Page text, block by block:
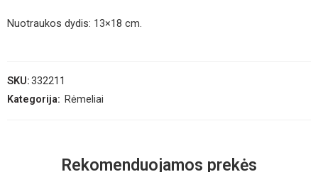
Nuotraukos dydis: 13×18 cm.
SKU:332211
Kategorija: Rėmeliai
Rekomenduojamos prekės